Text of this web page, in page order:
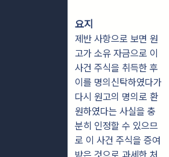
요지
제반 사항으로 보면 원
고가 소유 자금으로 이
사건 주식을 취득한 후
이를 명의신탁하였다가
다시 원고의 명의로 환
원하였다는 사실을 충
분히 인정할 수 있으므
로 이 사건 주식을 증여